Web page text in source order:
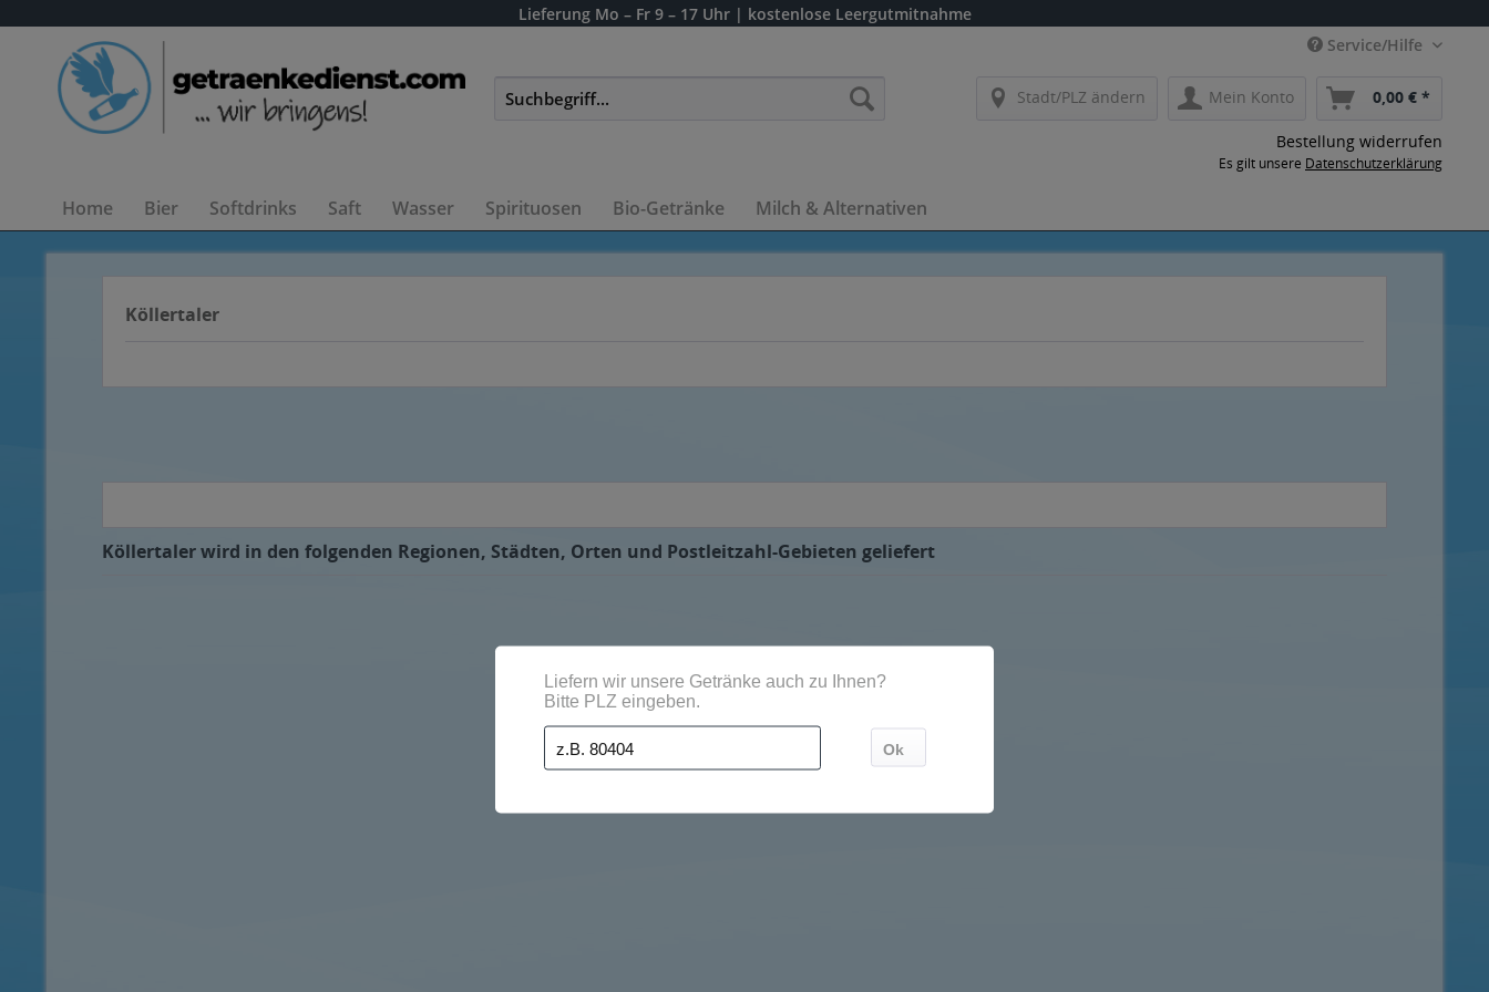
Lieferung Mo – Fr 9 – 17 Uhr | kostenlose Leergutmitnahme
Service/Hilfe
Stadt/PLZ ändern Mein Konto 0,00 € *
Bestellung widerrufen
Es gilt unsere Datenschutzerklärung
Home Bier Softdrinks Saft Wasser Spirituosen Bio-Getränke Milch & Alternativen
Köllertaler
Köllertaler wird in den folgenden Regionen, Städten, Orten und Postleitzahl-Gebieten geliefert